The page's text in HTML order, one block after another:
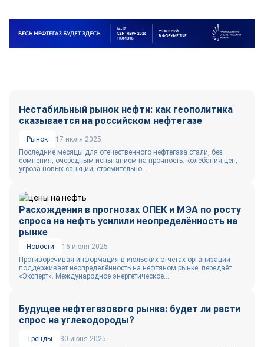
Нестабильный рынок нефти: как геополитика
сказывается на российском нефтегазе
Рынок
17 июля 2025
Последние месяцы для отечественного нефтегаза стали, без
сомнения, очередным испытанием на прочность: колебания цен,
угроза новых санкций, стремительно...
Расхождения в прогнозах ОПЕК и МЭА по росту
спроса на нефть усилили неопределённость на
рынке
Новости
16 июля 2025
Противоречивая информация в июльских отчётах организаций
поддерживает неопределённость на нефтяном рынке, передаёт
«Эксперт». Международное энергетическое...
Будущее нефтегазового рынка: будет ли расти
спрос на углеводороды?
Тренды
30 июня 2025